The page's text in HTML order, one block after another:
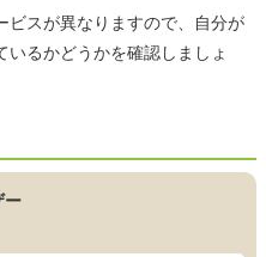
ビスが異なりますので、自分が
るかどうかを確認しましょ
ー